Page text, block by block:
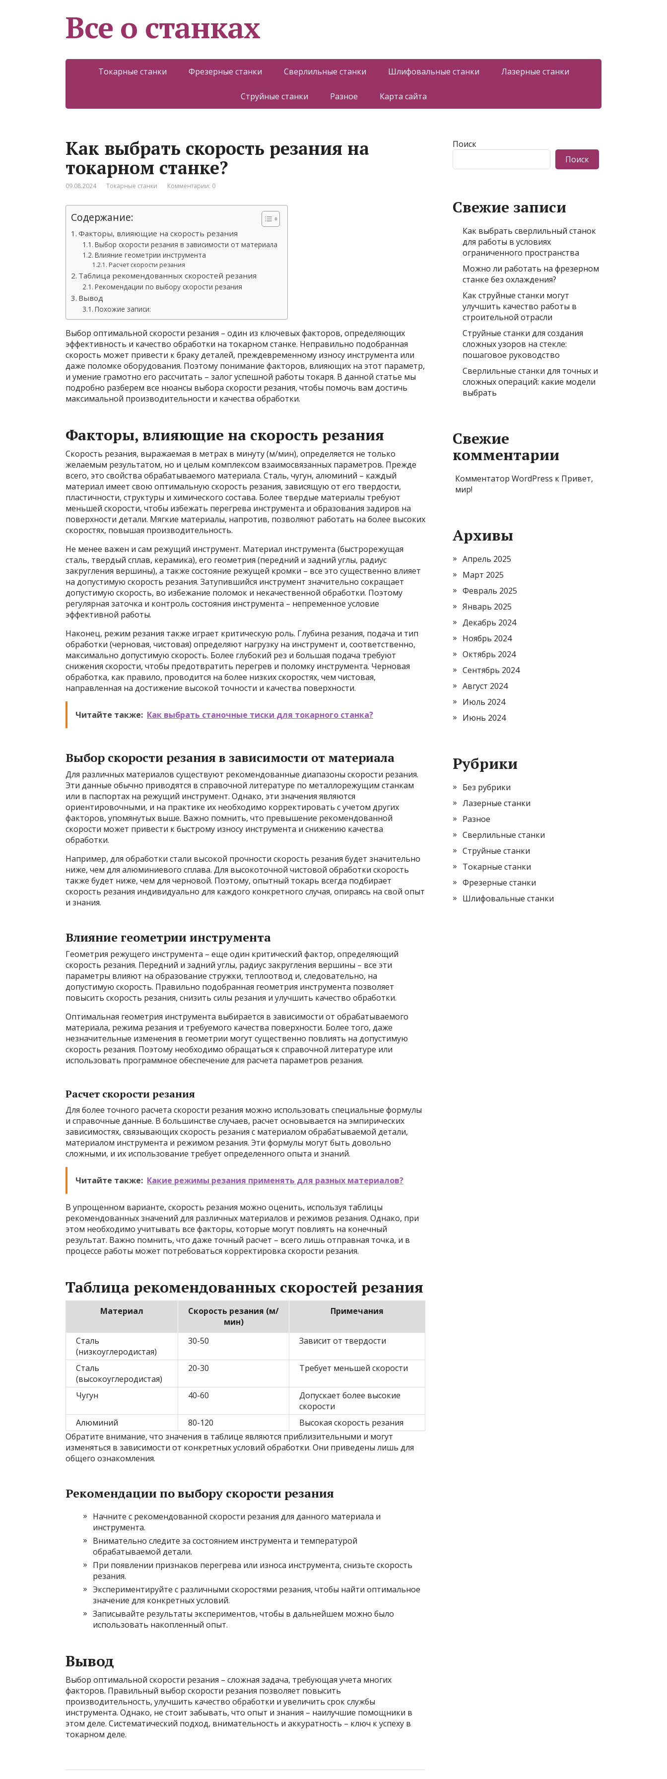
Все о станках
Токарные станки Фрезерные станки Сверлильные станки Шлифовальные станки Лазерные станки
Струйные станки Разное Карта сайта
Как выбрать скорость резания на
токарном станке?
09.08.2024 Токарные станки Комментарии: 0
Содержание:
Факторы, влияющие на скорость резания
Выбор скорости резания в зависимости от материала
Влияние геометрии инструмента
Расчет скорости резания
Таблица рекомендованных скоростей резания
Рекомендации по выбору скорости резания
Вывод
Похожие записи:
Выбор оптимальной скорости резания – один из ключевых факторов, определяющих
эффективность и качество обработки на токарном станке. Неправильно подобранная
скорость может привести к браку деталей, преждевременному износу инструмента или
даже поломке оборудования. Поэтому понимание факторов, влияющих на этот параметр,
и умение грамотно его рассчитать – залог успешной работы токаря. В данной статье мы
подробно разберем все нюансы выбора скорости резания, чтобы помочь вам достичь
максимальной производительности и качества обработки.
Факторы, влияющие на скорость резания
Скорость резания, выражаемая в метрах в минуту (м/мин), определяется не только
желаемым результатом, но и целым комплексом взаимосвязанных параметров. Прежде
всего, это свойства обрабатываемого материала. Сталь, чугун, алюминий – каждый
материал имеет свою оптимальную скорость резания, зависящую от его твердости,
пластичности, структуры и химического состава. Более твердые материалы требуют
меньшей скорости, чтобы избежать перегрева инструмента и образования задиров на
поверхности детали. Мягкие материалы, напротив, позволяют работать на более высоких
скоростях, повышая производительность.
Не менее важен и сам режущий инструмент. Материал инструмента (быстрорежущая
сталь, твердый сплав, керамика), его геометрия (передний и задний углы, радиус
закругления вершины), а также состояние режущей кромки – все это существенно влияет
на допустимую скорость резания. Затупившийся инструмент значительно сокращает
допустимую скорость, во избежание поломок и некачественной обработки. Поэтому
регулярная заточка и контроль состояния инструмента – непременное условие
эффективной работы.
Наконец, режим резания также играет критическую роль. Глубина резания, подача и тип
обработки (черновая, чистовая) определяют нагрузку на инструмент и, соответственно,
максимально допустимую скорость. Более глубокий рез и большая подача требуют
снижения скорости, чтобы предотвратить перегрев и поломку инструмента. Черновая
обработка, как правило, проводится на более низких скоростях, чем чистовая,
направленная на достижение высокой точности и качества поверхности.
Читайте также: Как выбрать станочные тиски для токарного станка?
Выбор скорости резания в зависимости от материала
Для различных материалов существуют рекомендованные диапазоны скорости резания.
Эти данные обычно приводятся в справочной литературе по металлорежущим станкам
или в паспортах на режущий инструмент. Однако, эти значения являются
ориентировочными, и на практике их необходимо корректировать с учетом других
факторов, упомянутых выше. Важно помнить, что превышение рекомендованной
скорости может привести к быстрому износу инструмента и снижению качества
обработки.
Например, для обработки стали высокой прочности скорость резания будет значительно
ниже, чем для алюминиевого сплава. Для высокоточной чистовой обработки скорость
также будет ниже, чем для черновой. Поэтому, опытный токарь всегда подбирает
скорость резания индивидуально для каждого конкретного случая, опираясь на свой опыт
и знания.
Влияние геометрии инструмента
Геометрия режущего инструмента – еще один критический фактор, определяющий
скорость резания. Передний и задний углы, радиус закругления вершины – все эти
параметры влияют на образование стружки, теплоотвод и, следовательно, на
допустимую скорость. Правильно подобранная геометрия инструмента позволяет
повысить скорость резания, снизить силы резания и улучшить качество обработки.
Оптимальная геометрия инструмента выбирается в зависимости от обрабатываемого
материала, режима резания и требуемого качества поверхности. Более того, даже
незначительные изменения в геометрии могут существенно повлиять на допустимую
скорость резания. Поэтому необходимо обращаться к справочной литературе или
использовать программное обеспечение для расчета параметров резания.
Расчет скорости резания
Для более точного расчета скорости резания можно использовать специальные формулы
и справочные данные. В большинстве случаев, расчет основывается на эмпирических
зависимостях, связывающих скорость резания с материалом обрабатываемой детали,
материалом инструмента и режимом резания. Эти формулы могут быть довольно
сложными, и их использование требует определенного опыта и знаний.
Читайте также: Какие режимы резания применять для разных материалов?
В упрощенном варианте, скорость резания можно оценить, используя таблицы
рекомендованных значений для различных материалов и режимов резания. Однако, при
этом необходимо учитывать все факторы, которые могут повлиять на конечный
результат. Важно помнить, что даже точный расчет – всего лишь отправная точка, и в
процессе работы может потребоваться корректировка скорости резания.
Таблица рекомендованных скоростей резания
Материал
Скорость резания (м/
мин)
Примечания
Сталь
(низкоуглеродистая)
30-50 Зависит от твердости
Сталь
(высокоуглеродистая)
20-30 Требует меньшей скорости
Чугун 40-60
Допускает более высокие
скорости
Алюминий
80-120
Высокая скорость резания
Обратите внимание, что значения в таблице являются приблизительными и могут
изменяться в зависимости от конкретных условий обработки. Они приведены лишь для
общего ознакомления.
Рекомендации по выбору скорости резания
Начните с рекомендованной скорости резания для данного материала и
инструмента.
Внимательно следите за состоянием инструмента и температурой
обрабатываемой детали.
При появлении признаков перегрева или износа инструмента, снизьте скорость
резания.
Экспериментируйте с различными скоростями резания, чтобы найти оптимальное
значение для конкретных условий.
Записывайте результаты экспериментов, чтобы в дальнейшем можно было
использовать накопленный опыт.
Вывод
Выбор оптимальной скорости резания – сложная задача, требующая учета многих
факторов. Правильный выбор скорости резания позволяет повысить
производительность, улучшить качество обработки и увеличить срок службы
инструмента. Однако, не стоит забывать, что опыт и знания – наилучшие помощники в
этом деле. Систематический подход, внимательность и аккуратность – ключ к успеху в
токарном деле.
Поиск
Поиск
Свежие записи
Как выбрать сверлильный станок
для работы в условиях
ограниченного пространства
Можно ли работать на фрезерном
станке без охлаждения?
Как струйные станки могут
улучшить качество работы в
строительной отрасли
Струйные станки для создания
сложных узоров на стекле:
пошаговое руководство
Сверлильные станки для точных и
сложных операций: какие модели
выбрать
Свежие
комментарии
Комментатор WordPress к Привет,
мир!
Архивы
Апрель 2025
Март 2025
Февраль 2025
Январь 2025
Декабрь 2024
Ноябрь 2024
Октябрь 2024
Сентябрь 2024
Август 2024
Июль 2024
Июнь 2024
Рубрики
Без рубрики
Лазерные станки
Разное
Сверлильные станки
Струйные станки
Токарные станки
Фрезерные станки
Шлифовальные станки